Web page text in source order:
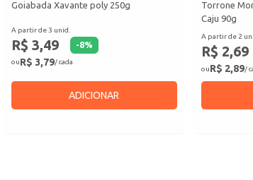
Goiabada Xavante poly 250g
A partir de 3 unid.
R$ 3,49 -8%
ouR$ 3,79/ cada
ADICIONAR
Torrone
Caju 90g
A partir de 2
R$ 2,69
ouR$ 2,89/